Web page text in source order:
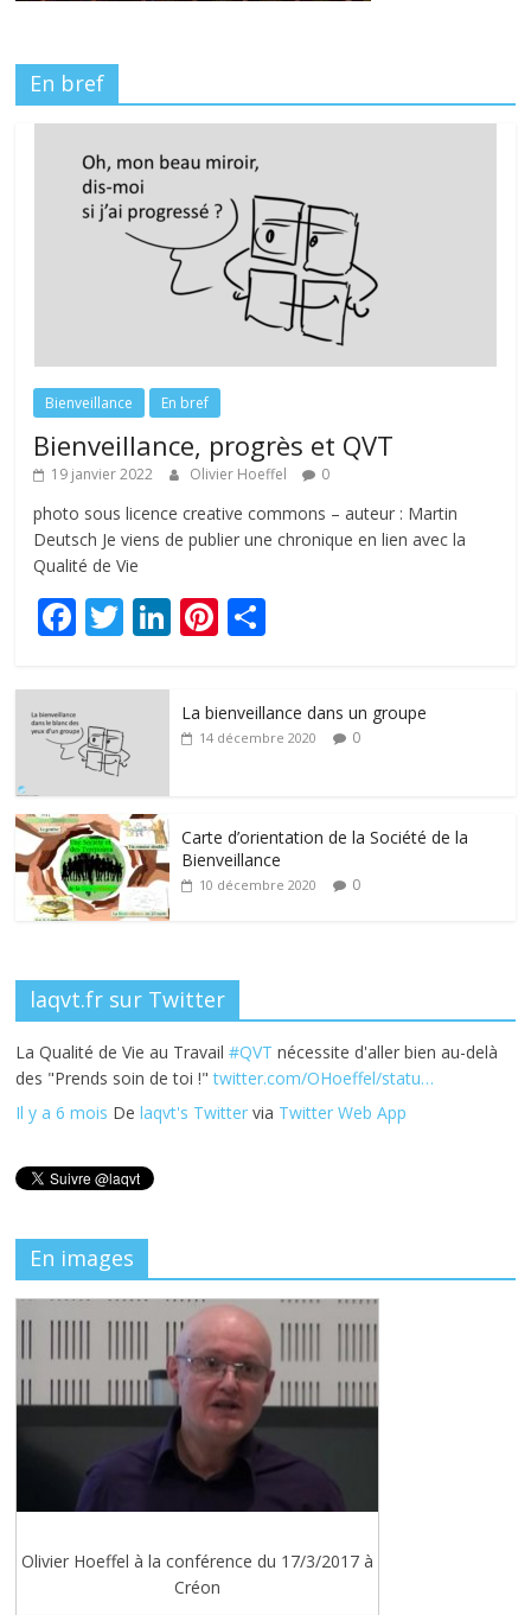
En bref
Bienveillance En bref
Bienveillance, progrès et QVT
19 janvier 2022 Olivier Hoeffel 0
photo sous licence creative commons – auteur : Martin
Deutsch Je viens de publier une chronique en lien avec la
Qualité de Vie
F
e
b
o
o
k
T
itt
er
Li
e
Pi
e g
La bienveillance dans un groupe
14 décembre 2020 0
Carte d’orientation de la Société de la
Bienveillance
10 décembre 2020 0
laqvt.fr sur Twitter
La Qualité de Vie au Travail#QVT nécessite d'aller bien au-delà
des "Prends soin de toi !"twitter.com/OHoeffel/statu…
Il y a 6 mois Delaqvt's Twitter via Twitter Web App
En images
Olivier Hoeffel à la conférence du 17/3/2017 à
Créon